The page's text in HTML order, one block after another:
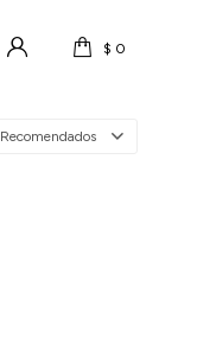
$ 0
Recomendados